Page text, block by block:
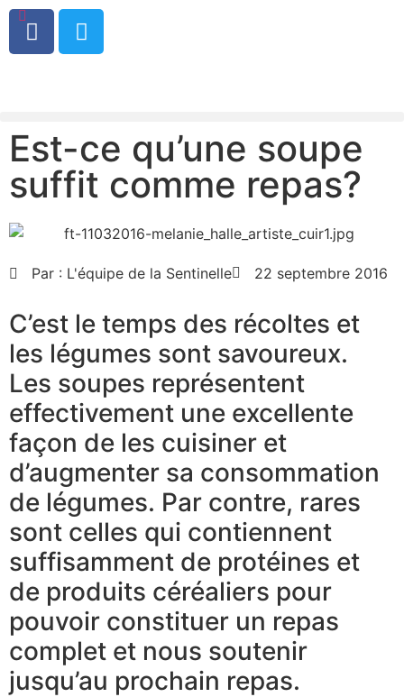
0
Est-ce qu’une soupe
suffit comme repas?
Par : L'équipe de la Sentinelle 22 septembre 2016
C’est le temps des récoltes et
les légumes sont savoureux.
Les soupes représentent
effectivement une excellente
façon de les cuisiner et
d’augmenter sa consommation
de légumes. Par contre, rares
sont celles qui contiennent
suffisamment de protéines et
de produits céréaliers pour
pouvoir constituer un repas
complet et nous soutenir
jusqu’au prochain repas.